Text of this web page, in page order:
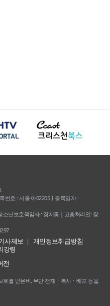
번호 : 서울 아02205ㅣ등록일자 :
소년보호책임자 : 장지동 | 고충처리인: 장
사제보
개인정보취급방침
강령
전
호를 받은바, 무단 전재ㆍ복사ㆍ배포 등을